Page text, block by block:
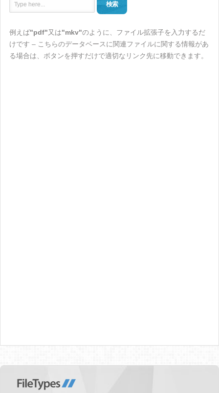
検索
例えば"pdf"又は"mkv"のように、ファイル拡張子を入力するだ
けです – こちらのデータベースに関連ファイルに関する情報があ
る場合は、ボタンを押すだけで適切なリンク先に移動できます。